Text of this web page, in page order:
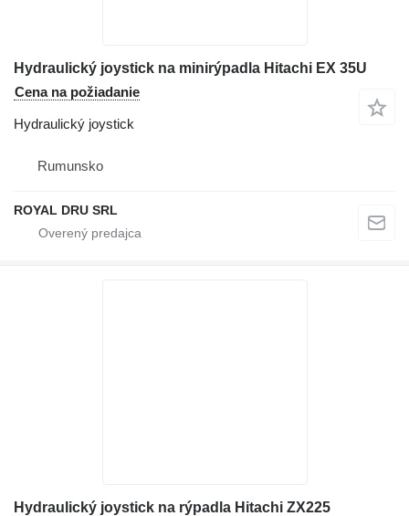
Hydraulický joystick na minirýpadla Hitachi EX 35U
Cena na požiadanie
Hydraulický joystick
Rumunsko
ROYAL DRU SRL
Hydraulický joystick na rýpadla Hitachi ZX225